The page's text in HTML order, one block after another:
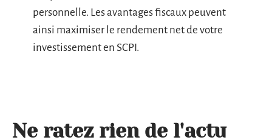
personnelle. Les avantages fiscaux peuvent
ainsi maximiser le rendement net de votre
investissement en SCPI.
Ne ratez rien de l'actu